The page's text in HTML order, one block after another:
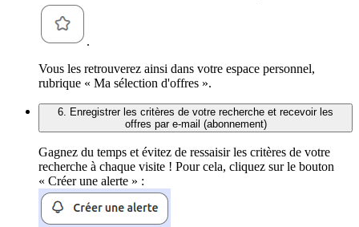
.
Vous les retrouverez ainsi dans votre espace personnel,
rubrique « Ma sélection d'offres ».
6. Enregistrer les critères de votre recherche et recevoir les
offres par e-mail (abonnement)
Gagnez du temps et évitez de ressaisir les critères de votre
recherche à chaque visite ! Pour cela, cliquez sur le bouton
« Créer une alerte » :